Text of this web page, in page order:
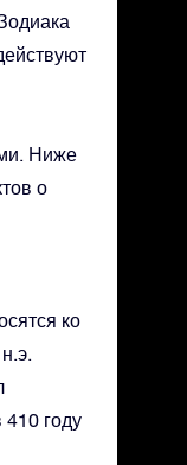
Ниже
о
ко
410 году